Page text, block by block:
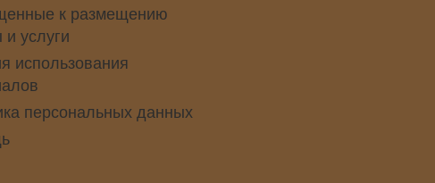
к размещению
услуги
использования
персональных данных